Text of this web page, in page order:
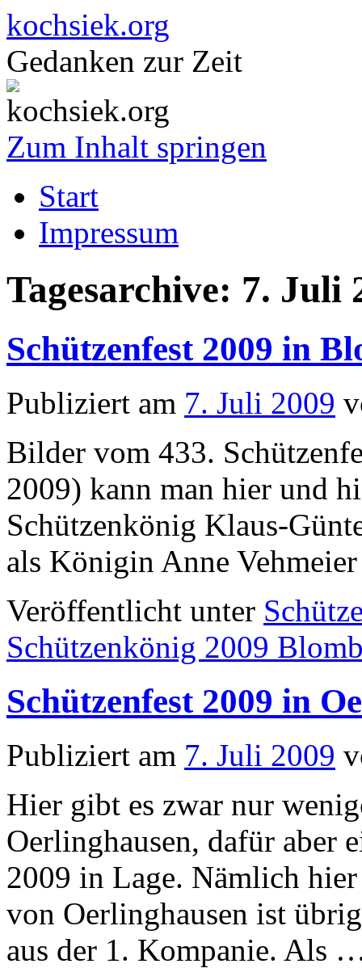
kochsiek.org
Gedanken zur Zeit
Zum Inhalt springen
Start
Impressum
Tagesarchive: 7. Juli
Schützenfest 2009 in
Publiziert am 7. Juli 2009
Bilder vom 433.
2009) kann man hier und
Schützenkönig Klaus-
als Königin Anne
Veröffentlicht unter
Schützenkönig 2009
Schützenfest 2009 in
Publiziert am 7. Juli 2009
Hier gibt es zwar nur
Oerlinghausen, dafür aber
2009 in Lage. Nämlich
von Oerlinghausen ist
aus der 1. Kompanie. Als